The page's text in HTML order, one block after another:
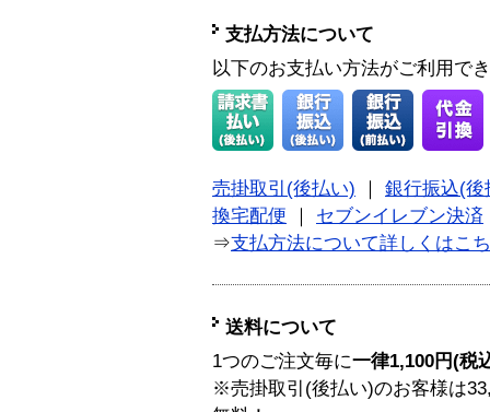
支払方法について
以下のお支払い方法がご利用で
売掛取引(後払い)
銀行振込(後
換宅配便
セブンイレブン決済
⇒支払方法について詳しくはこ
送料について
1つのご注文毎に一律1,100円(税
※売掛取引(後払い)のお客様は